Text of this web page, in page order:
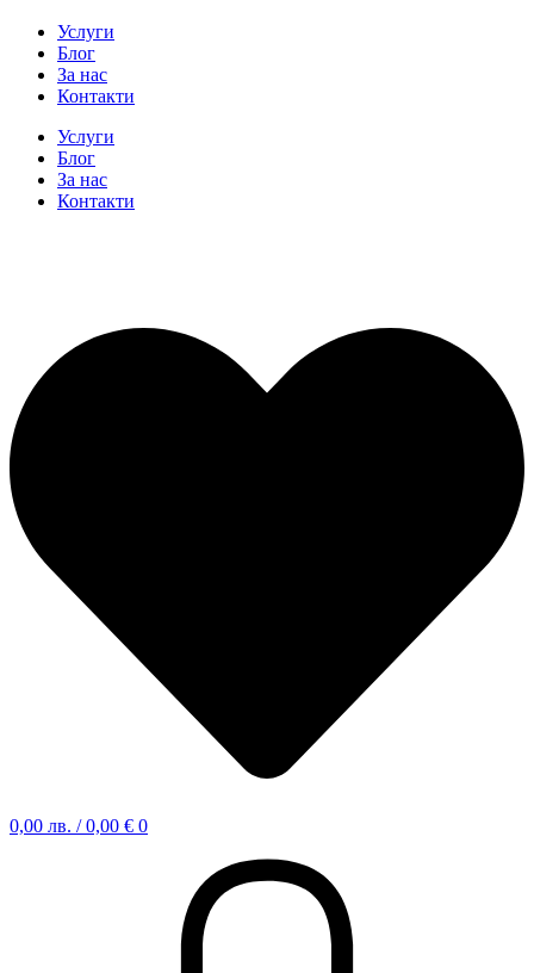
Услуги
Блог
За нас
Контакти
Услуги
Блог
За нас
Контакти
0,00 лв. / 0,00 € 0